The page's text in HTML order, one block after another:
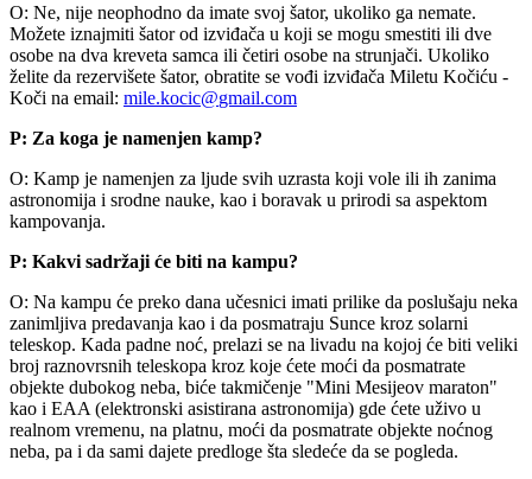
O: Ne, nije neophodno da imate svoj šator, ukoliko ga nemate.
Možete iznajmiti šator od izviđača u koji se mogu smestiti ili dve
osobe na dva kreveta samca ili četiri osobe na strunjači. Ukoliko
želite da rezervišete šator, obratite se vođi izviđača Miletu Kočiću -
Koči na email: mile.kocic​@​gmail.com
P: Za koga je namenjen kamp?
O: Kamp je namenjen za ljude svih uzrasta koji vole ili ih zanima
astronomija i srodne nauke, kao i boravak u prirodi sa aspektom
kampovanja.
P: Kakvi sadržaji će biti na kampu?
O: Na kampu će preko dana učesnici imati prilike da poslušaju neka
zanimljiva predavanja kao i da posmatraju Sunce kroz solarni
teleskop. Kada padne noć, prelazi se na livadu na kojoj će biti veliki
broj raznovrsnih teleskopa kroz koje ćete moći da posmatrate
objekte dubokog neba, biće takmičenje "Mini Mesijeov maraton"
kao i EAA (elektronski asistirana astronomija) gde ćete uživo u
realnom vremenu, na platnu, moći da posmatrate objekte noćnog
neba, pa i da sami dajete predloge šta sledeće da se pogleda.